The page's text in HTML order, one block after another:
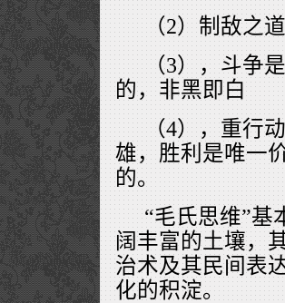
（2）制敌之
（3），斗争
的，非黑即白
（4），重行
雄，胜利是唯一
的。
“毛氏思维”基
阔丰富的土壤，
治术及其民间表
化的积淀。